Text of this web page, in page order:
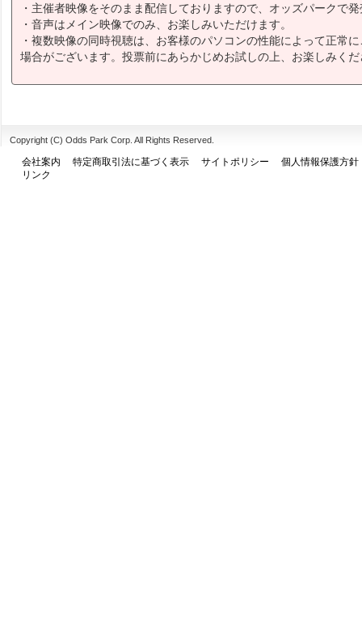
・主催者映像をそのまま配信しておりますので、オッズパークで
・音声はメイン映像でのみ、お楽しみいただけます。
・複数映像の同時視聴は、お客様のパソコンの性能によって正常
場合がございます。投票前にあらかじめお試しの上、お楽しみく
Copyright (C) Odds Park Corp. All Rights Reserved.
会社案内 特定商取引法に基づく表示 サイトポリシー
個人情報保護方針
リンク